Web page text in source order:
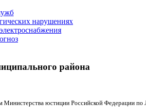
нарушениях
района
Министерства юстиции Российской Федерации по